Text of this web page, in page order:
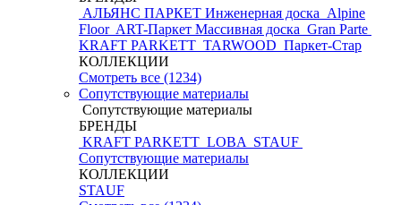
АЛЬЯНС ПАРКЕТ Инженерная доска Alpine
Floor ART-Паркет Массивная доска Gran Parte
KRAFT PARKETT TARWOOD Паркет-Стар
КОЛЛЕКЦИИ
Смотреть все (1234)
Сопутствующие материалы
Сопутствующие материалы
БРЕНДЫ
KRAFT PARKETT LOBA STAUF
Сопутствующие материалы
КОЛЛЕКЦИИ
STAUF